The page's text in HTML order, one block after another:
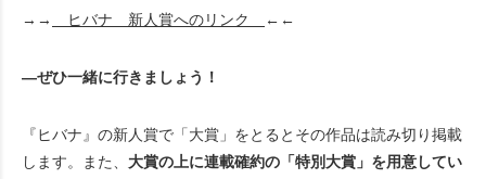
→→ ヒバナ 新人賞へのリンク ←←
―ぜひ一緒に行きましょう！
『ヒバナ』の新人賞で「大賞」をとるとその作品は読み切り掲載
します。また、 大賞の上に連載確約の「特別大賞」を用意してい